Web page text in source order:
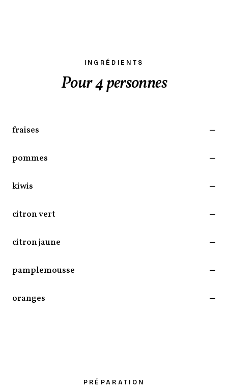
INGRÉDIENTS
Pour 4 personnes
fraises —
pommes —
kiwis —
citron vert —
citron jaune —
pamplemousse —
oranges —
PRÉPARATION